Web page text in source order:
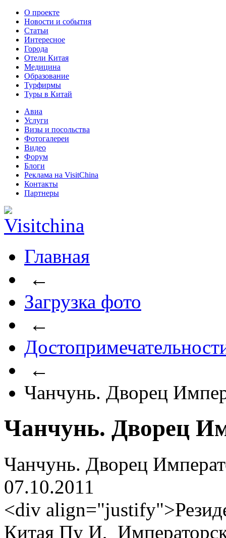
О проекте
Новости и события
Статьи
Интересное
Города
Отели Китая
Медицина
Образование
Турфирмы
Туры в Китай
Авиа
Услуги
Визы и посольства
Фотогалереи
Видео
Форум
Блоги
Реклама на VisitChina
Контакты
Партнеры
Главная
←
Загрузка фото
←
←
Чанчунь. Дворец
Чанчунь. Дворец
Чанчунь. Дворец
07.10.2011
<div
Китая Пу И,